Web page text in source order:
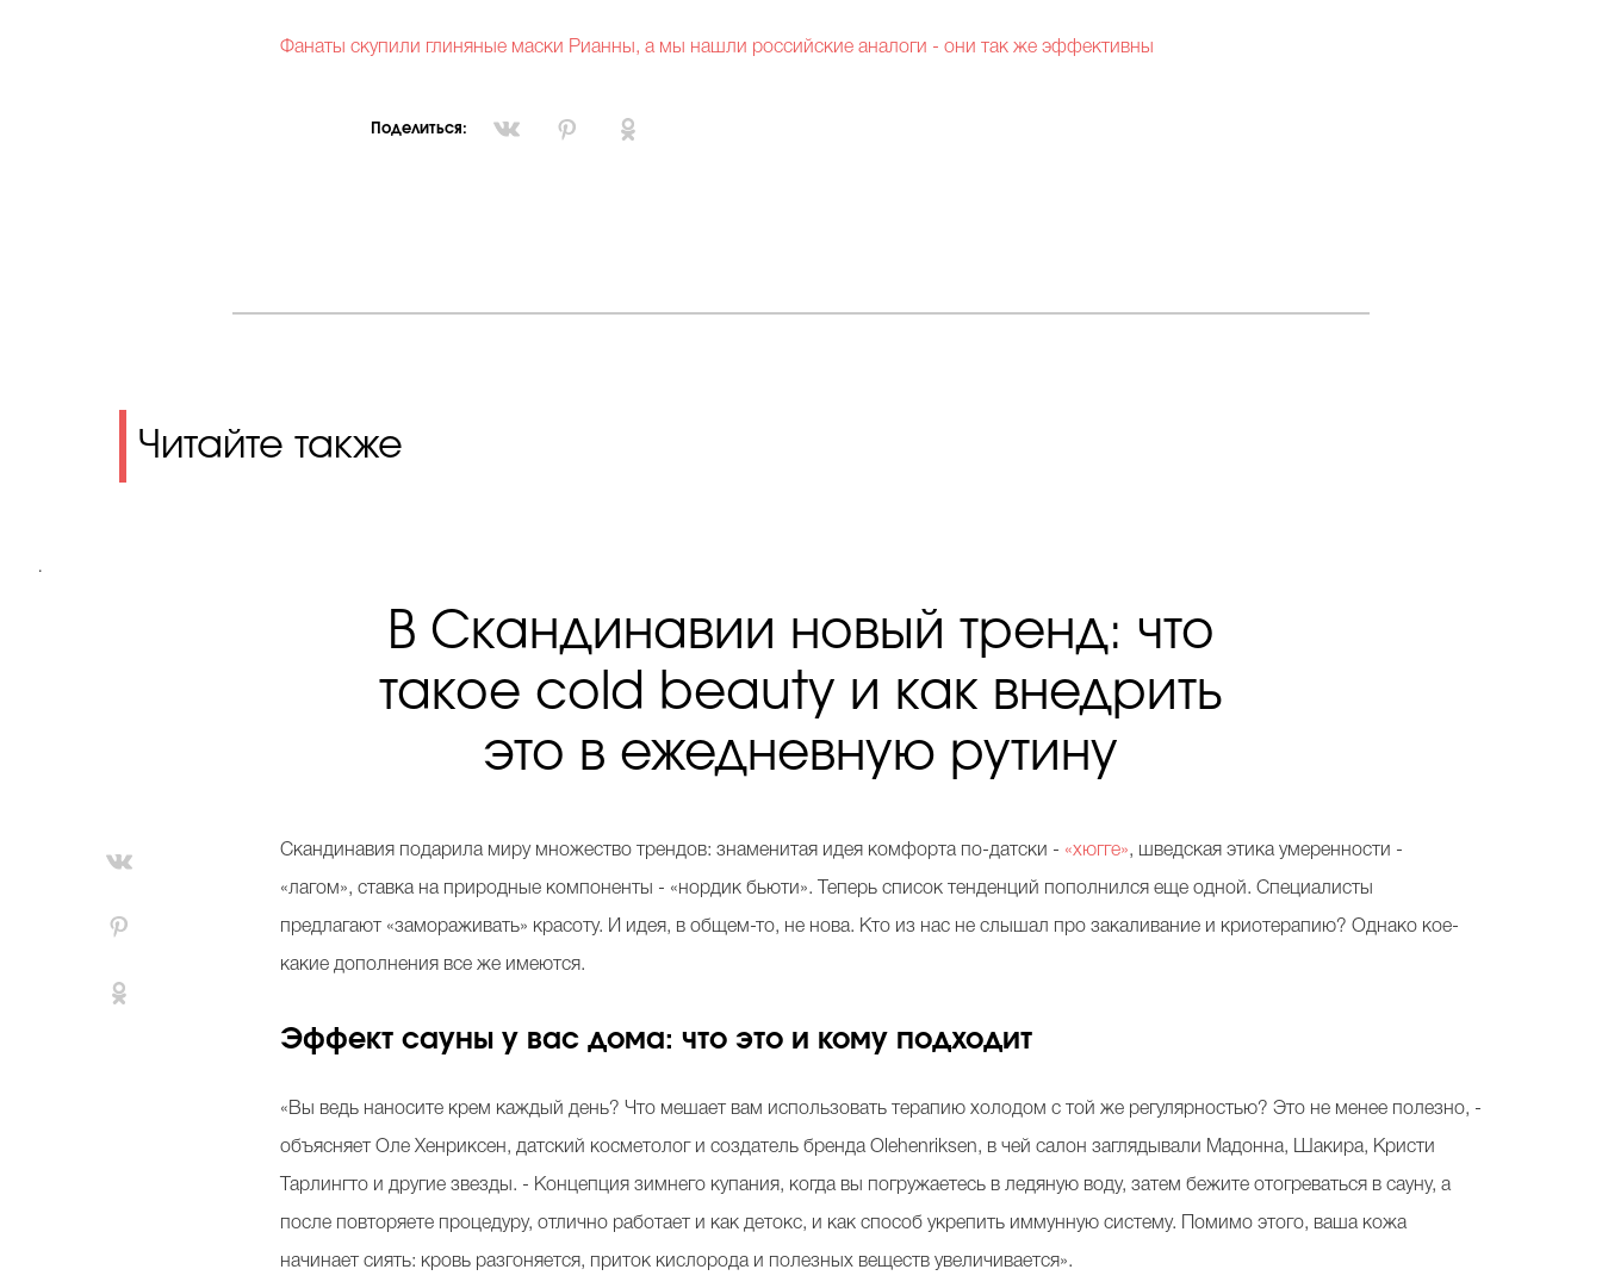
Фанаты скупили глиняные маски Рианны, а мы нашли российские аналоги - они так же эффективны
Поделиться:
Читайте также
.
В Скандинавии новый тренд: что
такое сold beauty и как внедрить
это в ежедневную рутину
Скандинавия подарила миру множество трендов: знаменитая идея комфорта по-датски - «хюгге», шведская этика умеренности -
«лагом», ставка на природные компоненты - «нордик бьюти». Теперь список тенденций пополнился еще одной. Специалисты
предлагают «замораживать» красоту. И идея, в общем-то, не нова. Кто из нас не слышал про закаливание и криотерапию? Однако кое-
какие дополнения все же имеются.
Эффект сауны у вас дома: что это и кому подходит
«Вы ведь наносите крем каждый день? Что мешает вам использовать терапию холодом с той же регулярностью? Это не менее полезно, -
объясняет Оле Хенриксен, датский косметолог и создатель бренда Olehenriksen, в чей салон заглядывали Мадонна, Шакира, Кристи
Тарлингто и другие звезды. - Концепция зимнего купания, когда вы погружаетесь в ледяную воду, затем бежите отогреваться в сауну, а
после повторяете процедуру, отлично работает и как детокс, и как способ укрепить иммунную систему. Помимо этого, ваша кожа
начинает сиять: кровь разгоняется, приток кислорода и полезных веществ увеличивается».